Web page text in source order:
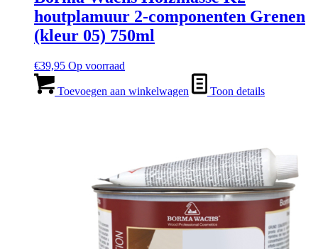
houtplamuur 2-componenten Grenen
(kleur 05) 750ml
€39,95 Op voorraad
Toevoegen aan winkelwagen Toon details